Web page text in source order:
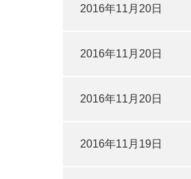
2016年11月20日
2016年11月20日
2016年11月20日
2016年11月19日